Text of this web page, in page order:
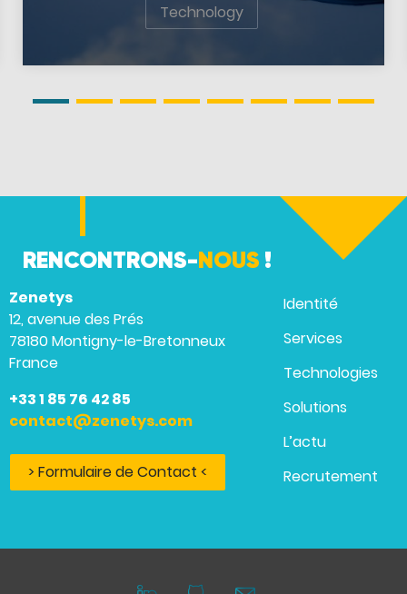
Technology
RENCONTRONS-NOUS !
Zenetys
12, avenue des Prés
78180 Montigny-le-Bretonneux
France
+33 1 85 76 42 85
contact@zenetys.com
> Formulaire de Contact <
Identité
Services
Technologies
Solutions
L’actu
Recrutement